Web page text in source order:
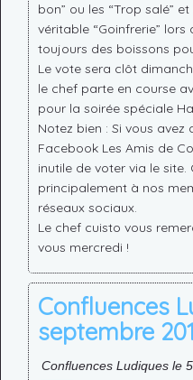
bon” ou les “Trop salé”
véritable “Goinfrerie” lors
toujours des boissons
Le vote sera clôt
le chef parte en course
pour la soirée spéciale
Notez bien : Si vous
Facebook Les Amis de
inutile de voter via le
principalement à nos
réseaux sociaux.
Le chef cuisto vous
vous mercredi !
Confluences
septembre
Confluences Ludiques le